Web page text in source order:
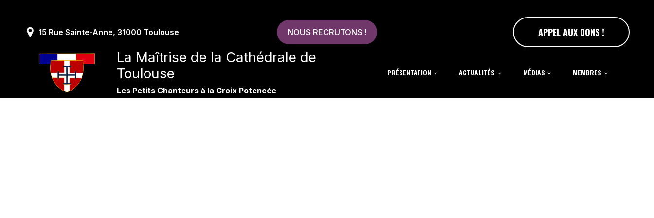
15 Rue Sainte-Anne, 31000 Toulouse NOUS RECRUTONS ! APPEL AUX DONS !
La Maîtrise de la Cathédrale de
Toulouse
Les Petits Chanteurs à la Croix Potencée
PRÉSENTATION ACTUALITÉS MÉDIAS MEMBRES